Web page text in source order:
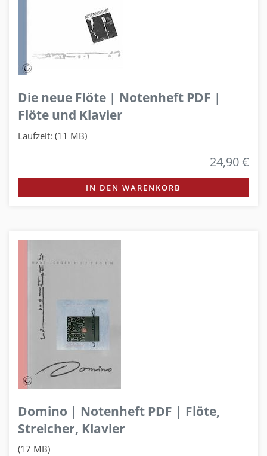
Die neue Flöte | Notenheft PDF |
Flöte und Klavier
Laufzeit: (11 MB)
24,90 €
IN DEN WARENKORB
Domino | Notenheft PDF | Flöte,
Streicher, Klavier
(17 MB)